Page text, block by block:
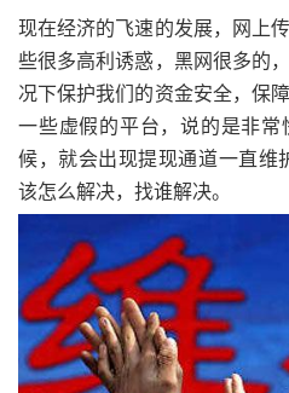
现在经济的飞速的发展，网上
些很多高利诱惑，黑网很多的
况下保护我们的资金安全，保
一些虚假的平台，说的是非
候，就会出现提现通道一直维
该怎么解决，找谁解决。